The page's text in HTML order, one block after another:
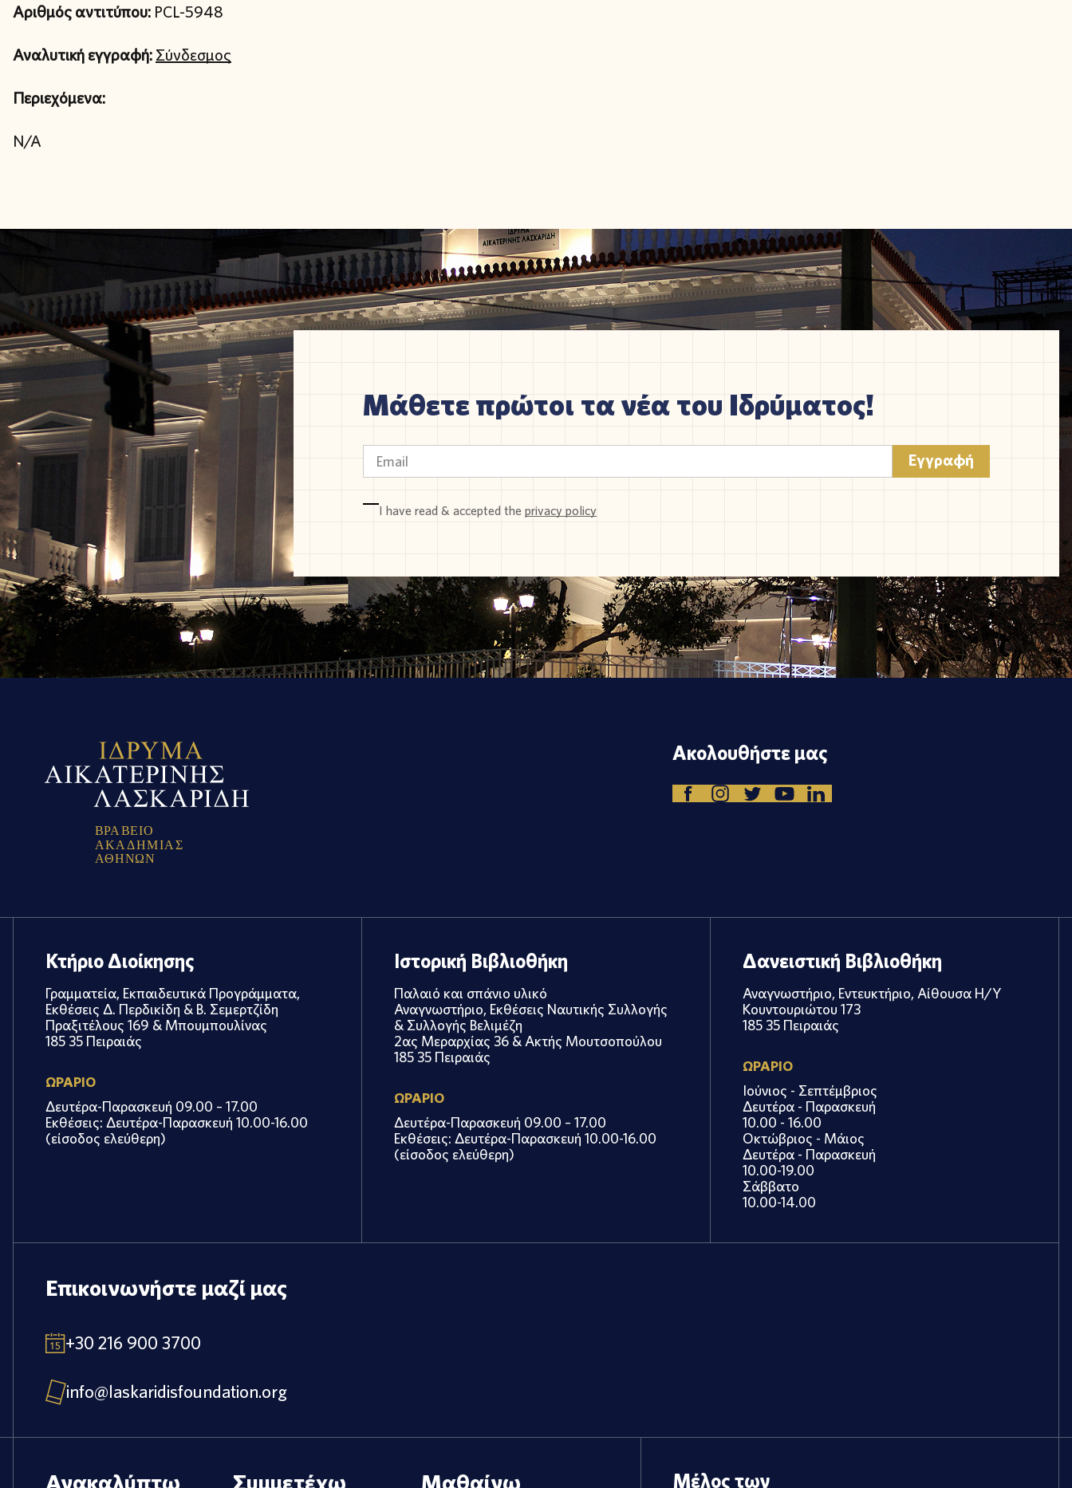
Αριθμός αντιτύπου: PCL-5948
Αναλυτική εγγραφή:Σύνδεσμος
Περιεχόμενα:
N/A
Μάθετε πρώτοι τα νέα του Ιδρύματος!
I have read & accepted theprivacy policy
ΒΡΑ ΒΕΙΟ
ΑΚΑ ΔΗΜΙΑ Σ
ΑΘΗΝΩΝ
Ακολουθήστε μας
Κτήριο Διοίκησης
Γραμματεία, Εκπαιδευτικά Προγράμματα,
Εκθέσεις Δ. Περδικίδη & Β. Σεμερτζίδη
Πραξιτέλους 169 & Μπουμπουλίνας
185 35 Πειραιάς
ΩΡΑΡΙΟ
Δευτέρα-Παρασκευή 09.00 – 17.00
Εκθέσεις: Δευτέρα-Παρασκευή 10.00-16.00
(είσοδος ελεύθερη)
Ιστορική Βιβλιοθήκη
Παλαιό και σπάνιο υλικό
Αναγνωστήριο, Εκθέσεις Ναυτικής Συλλογής
& Συλλογής Βελιμέζη
2ας Μεραρχίας 36 & Ακτής Μουτσοπούλου
185 35 Πειραιάς
ΩΡΑΡΙΟ
Δευτέρα-Παρασκευή 09.00 – 17.00
Εκθέσεις: Δευτέρα-Παρασκευή 10.00-16.00
(είσοδος ελεύθερη)
Δανειστική Βιβλιοθήκη
Αναγνωστήριο, Εντευκτήριο, Αίθουσα Η/Υ
Κουντουριώτου 173
185 35 Πειραιάς
ΩΡΑΡΙΟ
Ιούνιος - Σεπτέμβριος
Δευτέρα - Παρασκευή
10.00 - 16.00
Οκτώβριος - Μάιος
Δευτέρα - Παρασκευή
10.00-19.00
Σάββατο
10.00-14.00
Επικοινωνήστε μαζί μας
+30 216 900 3700
info@laskaridisfoundation.org
Ανακαλύπτω Συμμετέχω Μαθαίνω Μέλος των